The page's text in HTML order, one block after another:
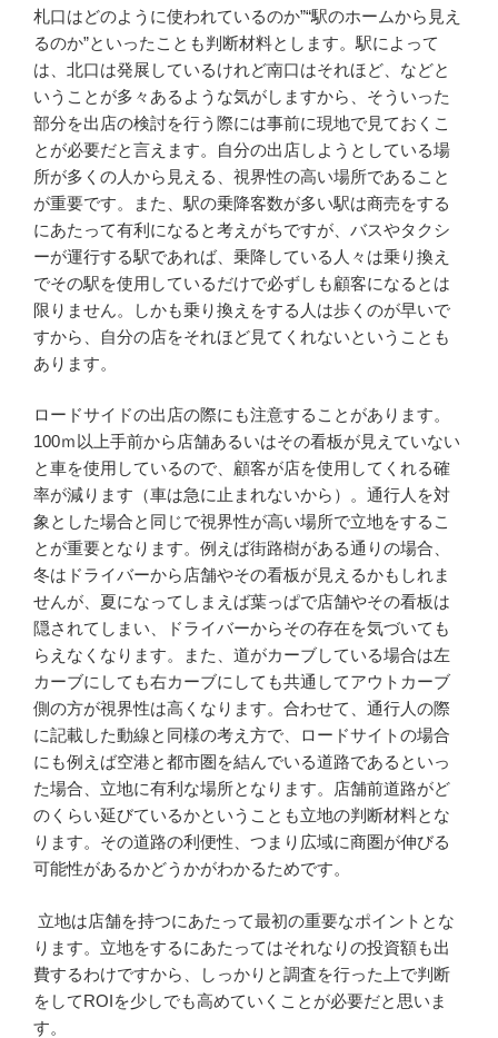
札口はどのように使われているのか”“駅のホームから見え
るのか”といったことも判断材料とします。駅によって
は、北口は発展しているけれど南口はそれほど、などと
いうことが多々あるような気がしますから、そういった
部分を出店の検討を行う際には事前に現地で見ておくこ
とが必要だと言えます。自分の出店しようとしている場
所が多くの人から見える、視界性の高い場所であること
が重要です。また、駅の乗降客数が多い駅は商売をする
にあたって有利になると考えがちですが、バスやタクシ
ーが運行する駅であれば、乗降している人々は乗り換え
でその駅を使用しているだけで必ずしも顧客になるとは
限りません。しかも乗り換えをする人は歩くのが早いで
すから、自分の店をそれほど見てくれないということも
あります。
ロードサイドの出店の際にも注意することがあります。
100ｍ以上手前から店舗あるいはその看板が見えていない
と車を使用しているので、顧客が店を使用してくれる確
率が減ります（車は急に止まれないから）。通行人を対
象とした場合と同じで視界性が高い場所で立地をするこ
とが重要となります。例えば街路樹がある通りの場合、
冬はドライバーから店舗やその看板が見えるかもしれま
せんが、夏になってしまえば葉っぱで店舗やその看板は
隠されてしまい、ドライバーからその存在を気づいても
らえなくなります。また、道がカーブしている場合は左
カーブにしても右カーブにしても共通してアウトカーブ
側の方が視界性は高くなります。合わせて、通行人の際
に記載した動線と同様の考え方で、ロードサイトの場合
にも例えば空港と都市圏を結んでいる道路であるといっ
た場合、立地に有利な場所となります。店舗前道路がど
のくらい延びているかということも立地の判断材料とな
ります。その道路の利便性、つまり広域に商圏が伸びる
可能性があるかどうかがわかるためです。
立地は店舗を持つにあたって最初の重要なポイントとな
ります。立地をするにあたってはそれなりの投資額も出
費するわけですから、しっかりと調査を行った上で判断
をしてROIを少しでも高めていくことが必要だと思いま
す。